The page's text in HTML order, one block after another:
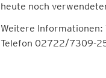
heute noch
Weitere Informationen:
Telefon 02722/7309-